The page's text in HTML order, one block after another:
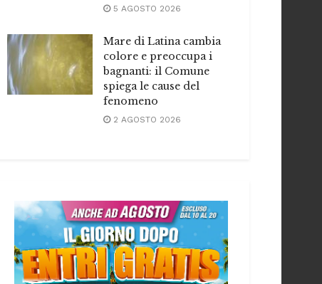
5 AGOSTO 2026
Mare di Latina cambia
colore e preoccupa i
bagnanti: il Comune
spiega le cause del
fenomeno
2 AGOSTO 2026